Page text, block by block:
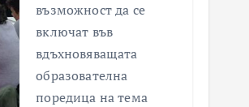
възможност да се
включат във
вдъхновяващата
образователна
поредица на тема